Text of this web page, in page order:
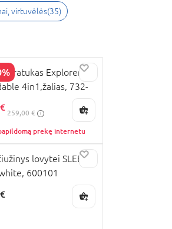
virtuvėlės(35)
triratukas Explorer
4in1,žalias, 732-
259,00 €
prekę internetu
lovytei SLEEPI
600101